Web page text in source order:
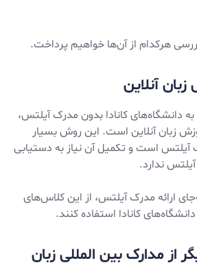
هرکدام از آن‌ها خواهیم پرداخت.
آنلاین
دانشگاه‌های کانادا بدون مدرک آیلتس،
زبان آنلاین است. این روش بسیار
آیلتس است و تکمیل آن نیاز به دستیابی
ندارد.
ارائه مدرک آیلتس، از این کلاس‌های
کانادا استفاده کنند.
از مدارک بین المللی زبان